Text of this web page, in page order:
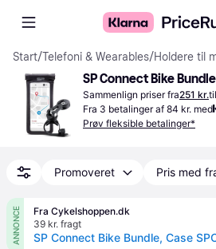
Start/Telefoni & Wearables/Holdere til
SP Connect Bike Bundle
Sammenlign priser fra251 kr.til
Fra 3 betalinger af 84 kr. med
Prøv fleksible betalinger*
Promoveret Pris med
ANNONCE
Fra Cykelshoppen.dk
39 kr. fragt
SP Connect Bike Bundle, Case